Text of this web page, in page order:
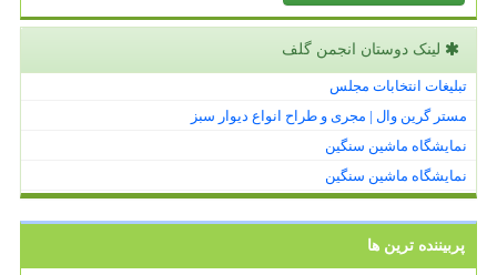
لینک دوستان انجمن گلف
تبلیغات انتخابات مجلس
مستر گرین وال | مجری و طراح انواع دیوار سبز
نمایشگاه ماشین سنگین
نمایشگاه ماشین سنگین
پربیننده ترین ها